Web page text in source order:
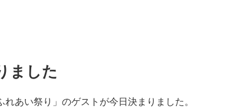
ました
あい祭り」のゲストが今日決まりました。